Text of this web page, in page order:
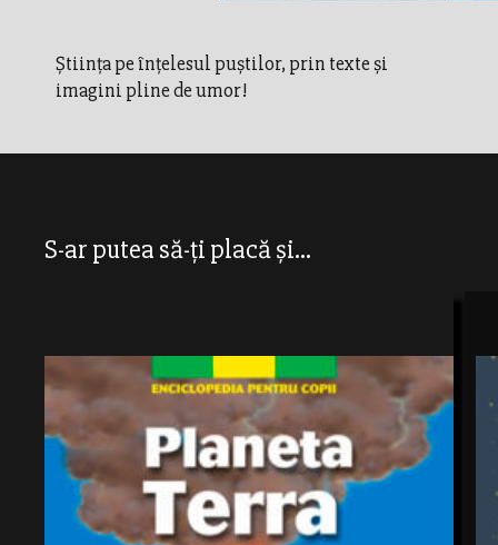
Ştiinţa pe înţelesul puştilor, prin texte şi
imagini pline de umor!
S-ar putea să-ți placă și...